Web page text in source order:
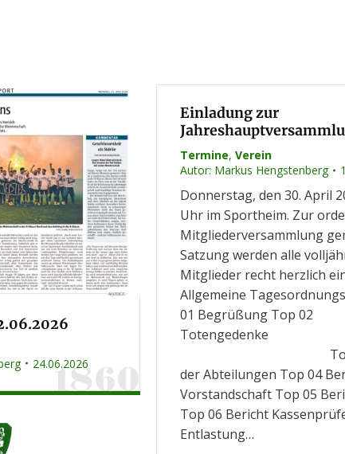
24.06.2026
Einladung zur
Termine, Verein
Autor: Markus Hengstenberg
Donnerstag, den 30. April
Uhr im Sportheim. Zur
Mitgliederversammlung
Satzung werden alle
Mitglieder recht herzlich
Allgemeine
01 Begrüßung Top 02
Totengedenke
Top 03
der Abteilungen Top 04
Vorstandschaft Top 05
Top 06 Bericht
Entlastung…